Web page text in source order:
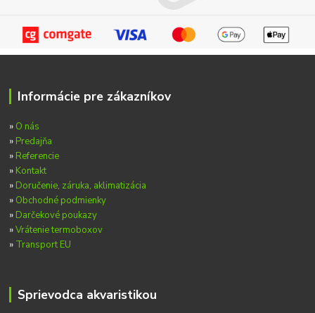
Informácie pre zákazníkov
» O nás
» Predajňa
» Referencie
» Kontakt
» Doručenie, záruka, aklimatizácia
» Obchodné podmienky
» Darčekové poukazy
»Vrátenie termoboxov
» Transport EU
Sprievodca akvaristikou